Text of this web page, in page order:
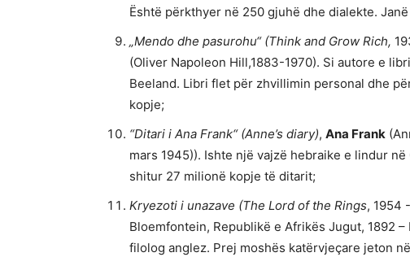
Është përkthyer në 250 gjuhë dhe dialekte.
„Mendo dhe pasurohu“ (Think and Grow Rich,
(Oliver Napoleon Hill,1883-1970). Si autore e
Beeland. Libri flet për zhvillimin personal dhe
kopje;
“Ditari i Ana Frank“ (Anne’s diary), Ana Frank
mars 1945)). Ishte një vajzë hebraike e lindur
shitur 27 milionë kopje të ditarit;
Kryezoti i unazave (The Lord of the Rings, 1954
Bloemfontein, Republikë e Afrikës Jugut, 1892
filolog anglez. Prej moshës katërvjeçare jeton